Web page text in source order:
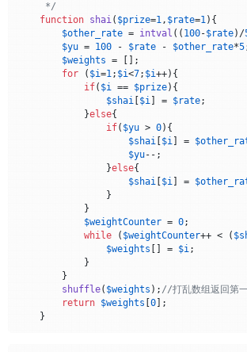
     */
function shai( $prize=1, $rate=1) {
$other_rate = intval (( 100-$rate)/
$yu = 100 - $rate - $other_rate*5
$weights = [];
for ( $i=1; $i<7; $i++){
if( $i == $prize){
$shai[ $i] = $rate;
            }
else{
if( $yu > 0){
$shai[ $i] =
$yu--;
                }
else{
$shai[ $i] =
                }
            }
$weightCounter = 0;
while ( $weightCounter++ < (
$weights [] = $i;
            }
        }
shuffle( $weights ); //打乱数组返回第
return $weights 0];